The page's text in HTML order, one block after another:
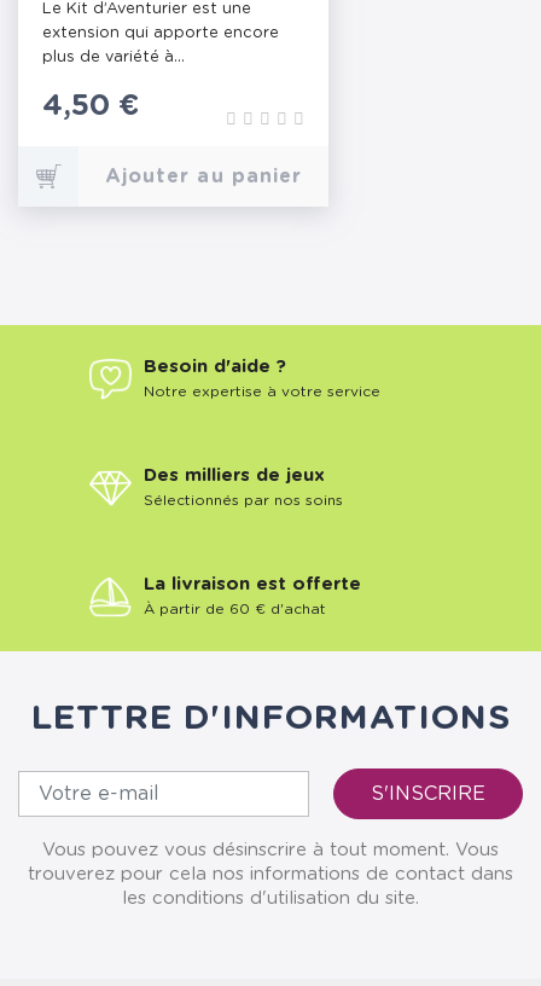
Le Kit d’Aventurier est une
extension qui apporte encore
plus de variété à...
Prix
4,50 €
Ajouter au panier
Besoin d'aide ?
Notre expertise à votre service
Des milliers de jeux
Sélectionnés par nos soins
La livraison est offerte
À partir de 60 € d'achat
LETTRE D'INFORMATIONS
Vous pouvez vous désinscrire à tout moment. Vous
trouverez pour cela nos informations de contact dans
les conditions d'utilisation du site.